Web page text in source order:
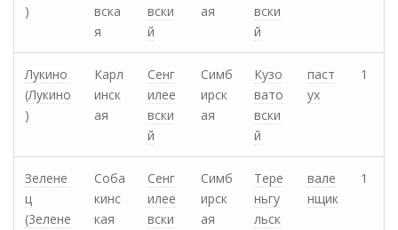
)
вска
я
вски
й
ая
вски
й
Лукино
(Лукино
)
Карл
инск
ая
Сенг
илее
вски
й
Симб
ирск
ая
Кузо
вато
вски
й
паст
ух
1
Зелене
ц
(3елене
Соба
кинс
кая
Сенг
илее
вски
Симб
ирск
ая
Тере
ньгу
льск
вале
нщик
1